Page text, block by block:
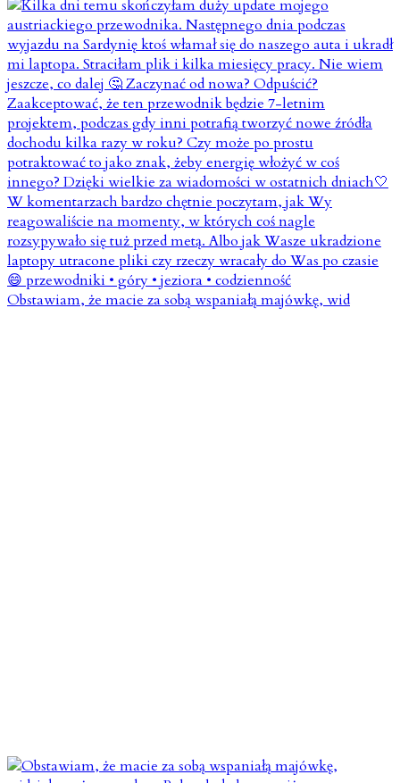
Obstawiam, że macie za sobą wspaniałą majówkę, wid